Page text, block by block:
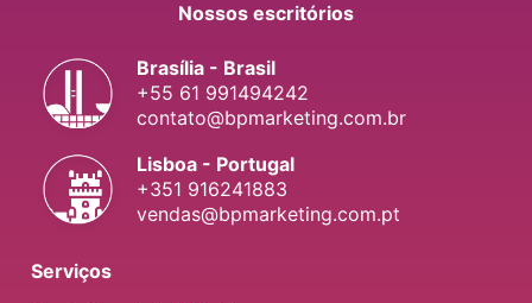
Nossos escritórios
Brasília - Brasil
+55 61 991494242
contato@bpmarketing.com.br
Lisboa - Portugal
+351 916241883
vendas@bpmarketing.com.pt
Serviços